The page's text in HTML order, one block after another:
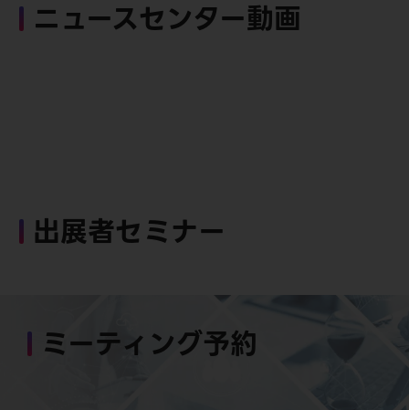
ニュースセンター動画
出展者セミナー
ミーティング予約